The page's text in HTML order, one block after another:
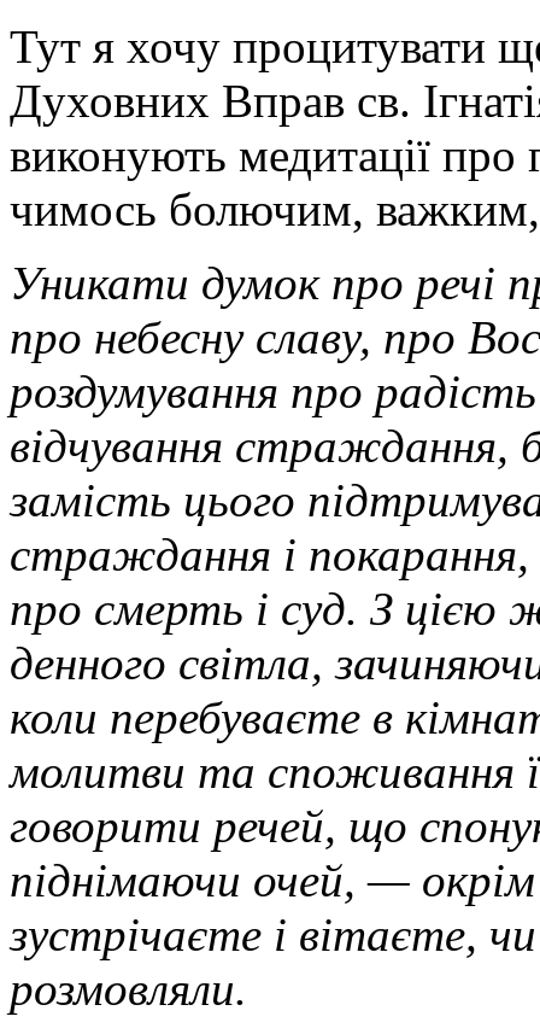
Тут я хочу процитувати
Духовних Вправ св.
виконують медитації про
чимось болючим,
Уникати думок про речі
про небесну славу, про
роздумування про
відчування страждання,
замість цього
страждання і
про смерть і суд. З
денного світла,
коли перебуваєте в
молитви та споживання
говорити речей, що
піднімаючи очей, — окрім
зустрічаєте і вітаєте,
розмовляли.